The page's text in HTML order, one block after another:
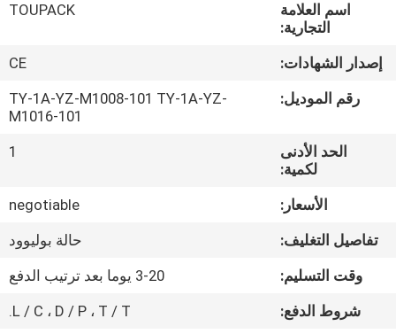
جولة
الجودة
اتصل
اسم العلامة
التجارية:
TOUPACK
إصدار الشهادات:
CE
رقم الموديل:
TY-1A-YZ-M1008-101 TY-1A-YZ-
M1016-101
الحد الأدنى
لكمية:
1
الأسعار:
negotiable
تفاصيل التغليف:
حالة بوليوود
وقت التسليم:
3-20 يوما بعد ترتيب الدفع
شروط الدفع:
L / C ، D / P ، T / T.